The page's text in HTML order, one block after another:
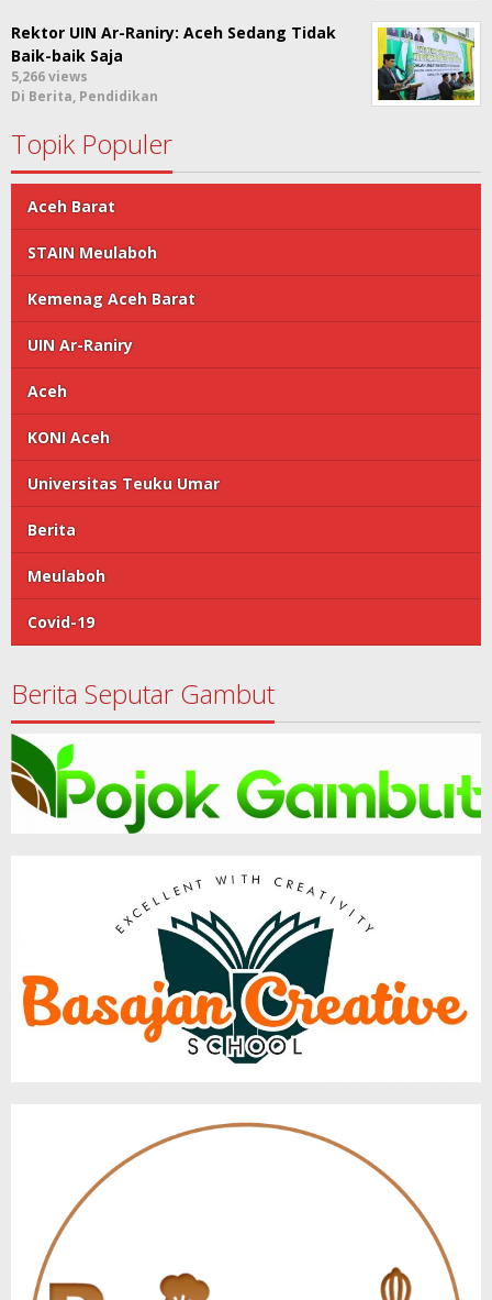
Rektor UIN Ar-Raniry: Aceh Sedang Tidak
Baik-baik Saja
5,266 views
Di Berita, Pendidikan
Topik Populer
Aceh Barat
STAIN Meulaboh
Kemenag Aceh Barat
UIN Ar-Raniry
Aceh
KONI Aceh
Universitas Teuku Umar
Berita
Meulaboh
Covid-19
Berita Seputar Gambut